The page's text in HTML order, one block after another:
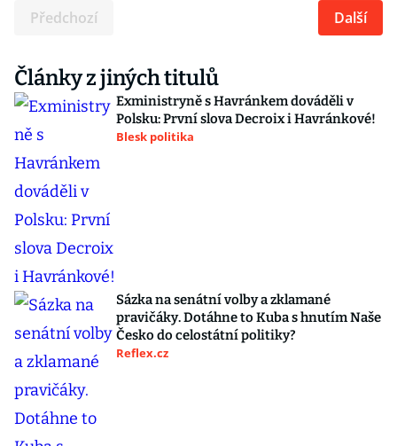
Předchozí Další
Články z jiných titulů
Exministryně s Havránkem dováděli v
Polsku: První slova Decroix i Havránkové!
Blesk politika
Sázka na senátní volby a zklamané
pravičáky. Dotáhne to Kuba s hnutím Naše
Česko do celostátní politiky?
Reflex.cz